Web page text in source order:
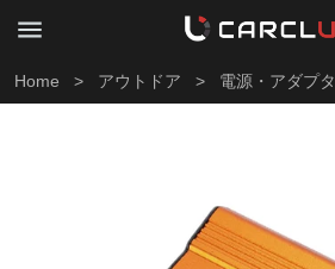
Home > アウトドア > 電源・アダプタ